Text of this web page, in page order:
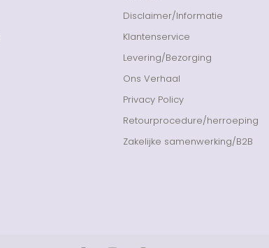
Disclaimer/Informatie
Klantenservice
Levering/Bezorging
Ons Verhaal
Privacy Policy
Retourprocedure/herroeping
Zakelijke samenwerking/B2B